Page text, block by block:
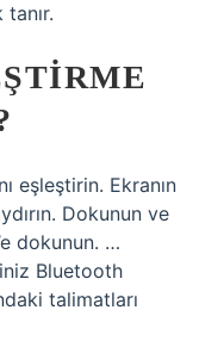
tanır.
eşleştirin. Ekranın
Dokunun ve
dokunun. …
Bluetooth
talimatları